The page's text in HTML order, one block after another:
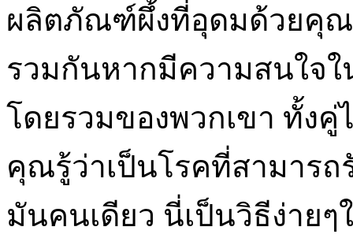
ผลิตภัณฑ์ผึ้งที่อุดมด้วยคุณ
รวมกันหากมีความสนใจ
โดยรวมของพวกเขา ทั้งคู่
คุณรู้ว่าเป็นโรคที่สามาร
มันคนเดียว นี่เป็นวิธีง่าย